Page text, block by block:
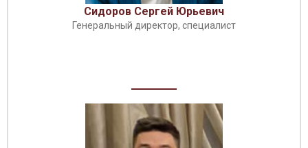
Сидоров Сергей Юрьевич
Генеральный директор, специалист